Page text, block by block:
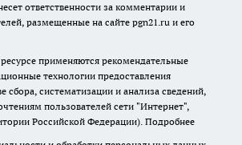
ответственности за комментарии и
размещенные на сайте pgn21.ru и его
применяются рекомендательные
технологии предоставления
сбора, систематизации и анализа сведений,
пользователей сети "Интернет",
Российской Федерации). Подробнее